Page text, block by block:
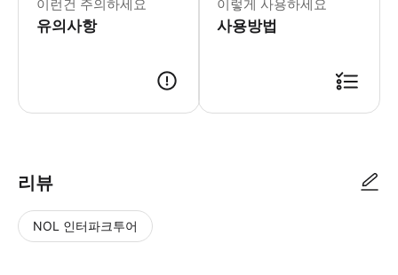
이런건 주의하세요
유의사항
이렇게 사용하세요
사용방법
리뷰
NOL 인터파크투어